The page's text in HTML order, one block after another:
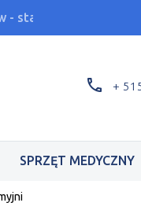
stand F2.42 - 17-19.09
+
SPRZĘT MEDYCZNY